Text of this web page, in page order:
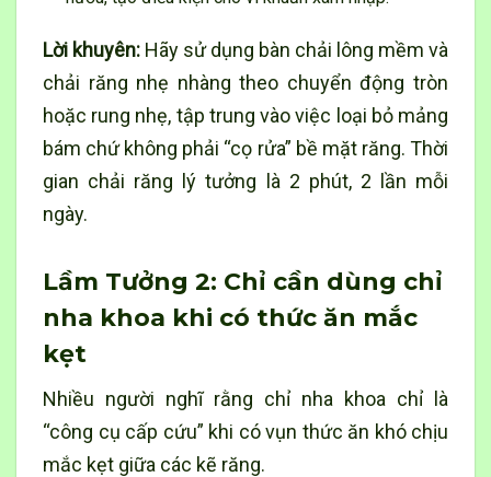
Lời khuyên: Hãy sử dụng bàn chải lông mềm và
chải răng nhẹ nhàng theo chuyển động tròn
hoặc rung nhẹ, tập trung vào việc loại bỏ mảng
bám chứ không phải “cọ rửa” bề mặt răng. Thời
gian chải răng lý tưởng là 2 phút, 2 lần mỗi
ngày.
Lầm Tưởng 2: Chỉ cần dùng chỉ
nha khoa khi có thức ăn mắc
kẹt
Nhiều người nghĩ rằng chỉ nha khoa chỉ là
“công cụ cấp cứu” khi có vụn thức ăn khó chịu
mắc kẹt giữa các kẽ răng.